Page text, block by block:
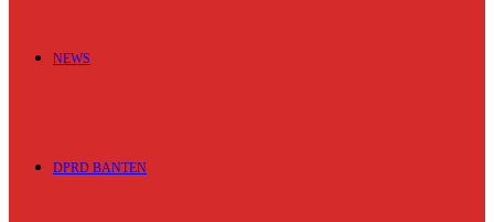
NEWS
DPRD BANTEN